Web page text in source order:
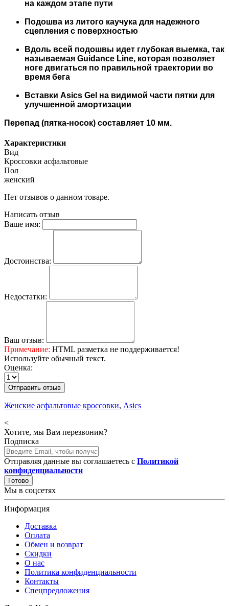
на каждом этапе пути
Подошва из литого каучука для надежного
сцепления с поверхностью
Вдоль всей подошвы идет глубокая выемка, так
называемая Guidance Line, которая позволяет
ноге двигаться по правильной траектории во
время бега
Вставки Asics Gel на видимой части пятки для
улучшенной амортизации
Перепад (пятка-носок) составляет 10 мм.
Характеристики
Вид
Кроссовки асфальтовые
Пол
женский
Нет отзывов о данном товаре.
Написать отзыв
Ваше имя:
Достоинства:
Недостатки:
Ваш отзыв:
Примечание: HTML разметка не поддерживается!
Используйте обычный текст.
Оценка:
Отправить отзыв
Женские асфальтовые кроссовки, Asics
<
Хотите, мы Вам перезвоним?
Подписка
Отправляя данные вы соглашаетесь с Политикой
конфиденциальности
Готово
Мы в соцсетях
Информация
Доставка
Оплата
Обмен и возврат
Скидки
О нас
Политика конфиденциальности
Контакты
Спецпредложения